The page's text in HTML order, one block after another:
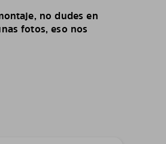
no dudes en
fotos, eso nos